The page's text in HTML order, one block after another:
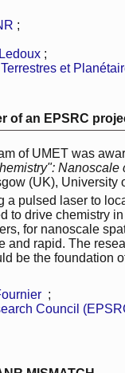
;
;
et
of an EPSRC
of UMET was
(UK),
a pulsed laser to
to drive chemistry
for nanoscale
rapid. The
be the foundation
;
Council